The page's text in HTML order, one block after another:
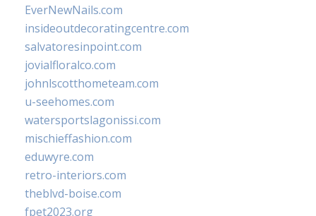
EverNewNails.com
insideoutdecoratingcentre.com
salvatoresinpoint.com
jovialfloralco.com
johnlscotthometeam.com
u-seehomes.com
watersportslagonissi.com
mischieffashion.com
eduwyre.com
retro-interiors.com
theblvd-boise.com
fpet2023.org